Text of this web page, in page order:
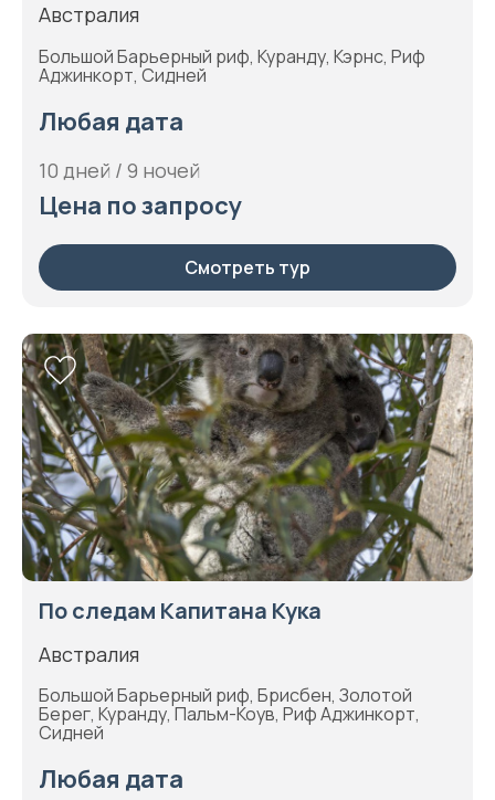
Австралия
Большой Барьерный риф, Куранду, Кэрнс, Риф
Аджинкорт, Сидней
Любая дата
10 дней / 9 ночей
Цена по запросу
Смотреть тур
По следам Капитана Кука
Австралия
Большой Барьерный риф, Брисбен, Золотой
Берег, Куранду, Пальм-Коув, Риф Аджинкорт,
Сидней
Любая дата